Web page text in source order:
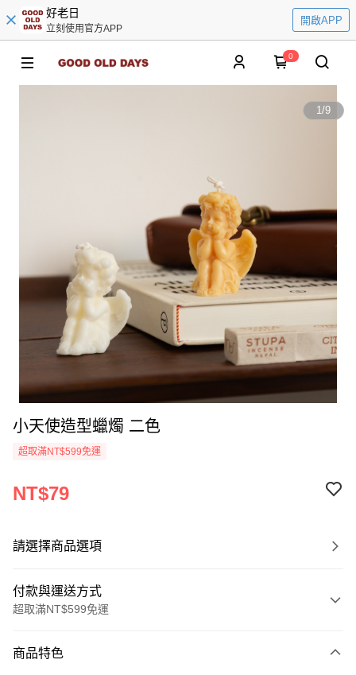
好老日
立刻使用官方APP
開啟APP
0
1/9
小天使造型蠟燭 二色
超取滿NT$599免運
NT$79
請選擇商品選項
付款與運送方式
超取滿NT$599免運
信用卡一次付款
商品特色